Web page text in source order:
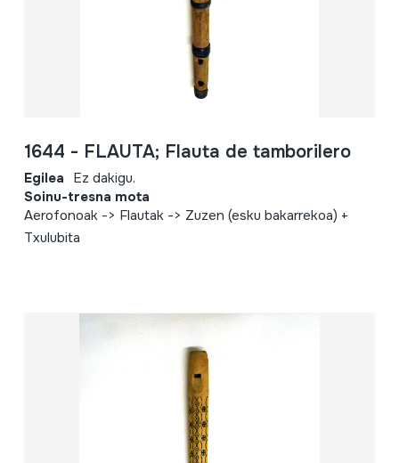
1644 - FLAUTA; Flauta de tamborilero
Egilea Ez dakigu.
Soinu-tresna mota
Aerofonoak -> Flautak -> Zuzen (esku bakarrekoa) +
Txulubita